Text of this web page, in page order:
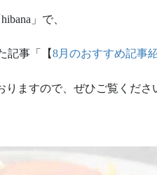
」で、
記事「【8月のおすすめ記事
ますので、ぜひご覧くださ